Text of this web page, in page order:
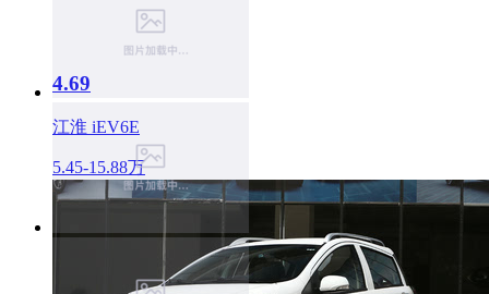
4.69
江淮 iEV6E
5.45-15.88万